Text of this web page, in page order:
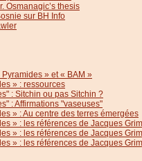
Osmanagic’s thesis
sur BH Info
» et « BAM »
» : ressources
: Sitchin ou pas Sitchin ?
: Affirmations "vaseuses"
» : Au centre des terres émergées
» : les références de Jacques
» : les références de Jacques
» : les références de Jacques